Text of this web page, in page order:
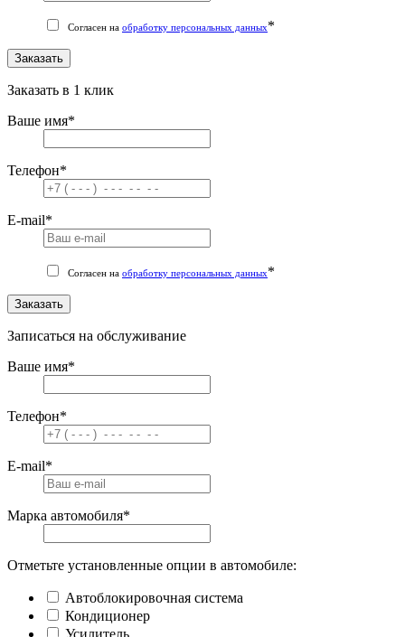
Согласен на обработку персональных данных*
Заказать
Заказать в 1 клик
Ваше имя*
Телефон*
E-mail*
Согласен на обработку персональных данных*
Заказать
Записаться на обслуживание
Ваше имя*
Телефон*
E-mail*
Марка автомобиля*
Отметьте установленные опции в автомобиле:
Автоблокировочная система
Кондиционер
Усилитель